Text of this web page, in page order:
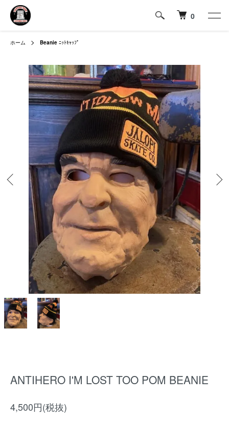
0
ホーム Beanie ﾆｯﾄｷｬｯﾌﾟ
ANTIHERO I'M LOST TOO POM BEANIE
4,500円(税抜)